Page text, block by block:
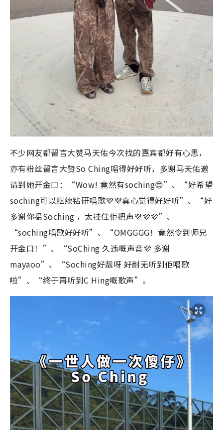
不少网友都留言大赞马天佑今次找的嘉宾都好有心思，
亦有粉丝留言大赞So Ching唱得好好听，多谢马天佑邀
请到她开金口：“Wow! 竟然有soching😍”、“好希望
soching可以继续钻研唱歌💜💜真心觉得好好听”、“好
多谢你揾Soching ，太挂住佢把声💜💜💜”、
“soching唱歌好好听”、“OMGGGG！竟然令到师兄
开金口！”、“SoChing 久违嘅声音💜 多谢
mayaoo”、“Soching好靓呀 好耐无听到佢唱歌
啦”、“终于再听到C Hing嘅歌声”。